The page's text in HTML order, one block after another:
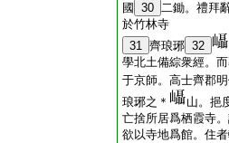
國
30 二鋤。禮拜
於竹林寺
31 齊琅琊 32
學北土備綜衆經。
于京師。高士齊郡
琅琊之＊
山。挹
亡捨所居爲栖霞寺
欲以寺地爲館。住